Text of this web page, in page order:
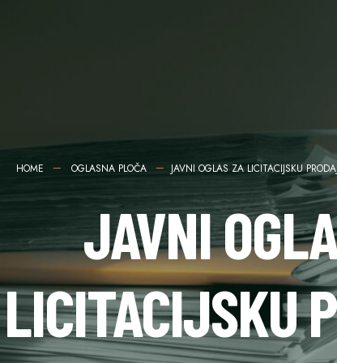
HOME OGLASNA PLOČA JAVNI OGLAS ZA LICITACIJSKU
JAVNI
LICITACIJSKU